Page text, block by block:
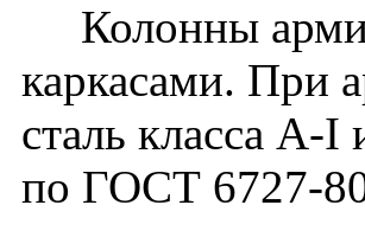
Колонны
каркасами. При
сталь класса
по ГОСТ 6727-